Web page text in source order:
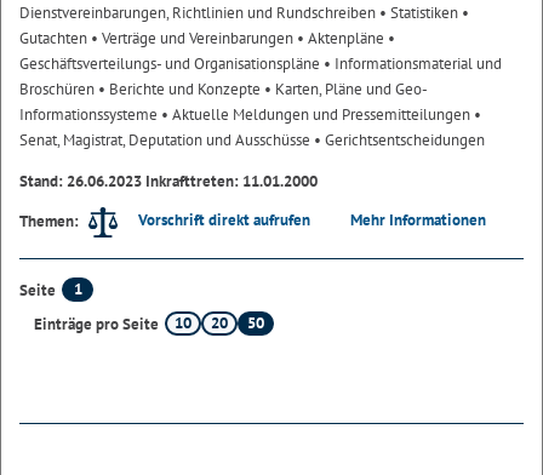
Dienstvereinbarungen, Richtlinien und Rundschreiben • Statistiken •
Gutachten • Verträge und Vereinbarungen • Aktenpläne •
Geschäftsverteilungs- und Organisationspläne • Informationsmaterial und
Broschüren • Berichte und Konzepte • Karten, Pläne und Geo-
Informationssysteme • Aktuelle Meldungen und Pressemitteilungen •
Senat, Magistrat, Deputation und Ausschüsse • Gerichtsentscheidungen
Stand: 26.06.2023 Inkrafttreten: 11.01.2000
Themen:
Vorschrift direkt aufrufen Mehr Informationen
Seite
1
Einträge pro Seite
10 20 50